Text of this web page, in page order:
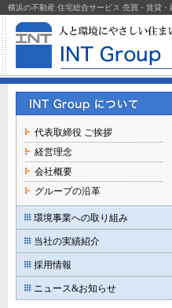
横浜の不動産 住宅総合サービス 売買・賃貸
代表取締役 ご挨拶
経営理念
会社概要
グループの沿革
環境事業への取り組み
当社の実績紹介
採用情報
ニュース&お知らせ